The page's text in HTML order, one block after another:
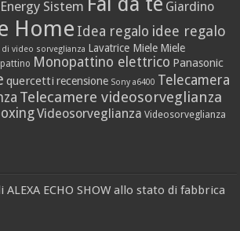
Energy Sistem Giardino
Home Idea regalo idee regalo
video sorveglianza Lavatrice Miele Miele
Monopattino elettrico Panasonic
quercetti recensione Sony a6400 Telecamera
Telecamere videosorveglianza
Videosorveglianza Videosorveglianza
ALEXA ECHO SHOW allo stato di fabbrica